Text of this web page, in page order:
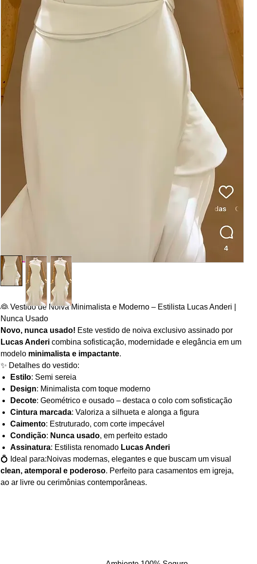
👰 Vestido de Noiva Minimalista e Moderno – Estilista Lucas Anderi |
Nunca Usado
Novo, nunca usado! Este vestido de noiva exclusivo assinado por
Lucas Anderi combina sofisticação, modernidade e elegância em um
modelo minimalista e impactante.
✨ Detalhes do vestido:
Estilo: Semi sereia
Design: Minimalista com toque moderno
Decote: Geométrico e ousado – destaca o colo com sofisticação
Cintura marcada: Valoriza a silhueta e alonga a figura
Caimento: Estruturado, com corte impecável
Condição: Nunca usado, em perfeito estado
Assinatura: Estilista renomado Lucas Anderi
💍 Ideal para:Noivas modernas, elegantes e que buscam um visual
clean, atemporal e poderoso. Perfeito para casamentos em igreja,
ao ar livre ou cerimônias contemporâneas.